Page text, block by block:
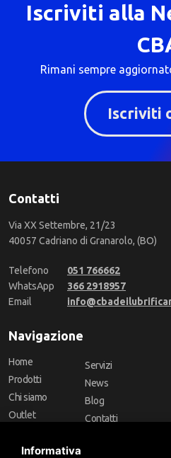
Iscriviti alla
Rimani sempre
Iscriviti
Contatti
Via XX Settembre, 21/23
40057 Cadriano di Granarolo, (BO)
Telefono
051 766662
WhatsApp
366 2918957
Email
Navigazione
Home
Prodotti
Chi siamo
Outlet
Marchi
Servizi
News
Blog
Contatti
Informativa